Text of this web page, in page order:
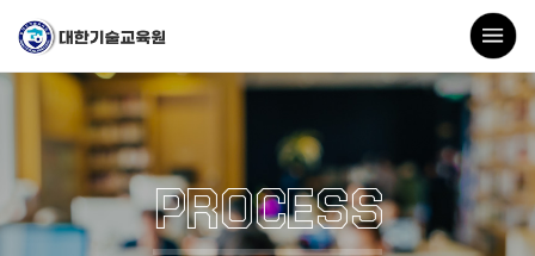
PROCESS